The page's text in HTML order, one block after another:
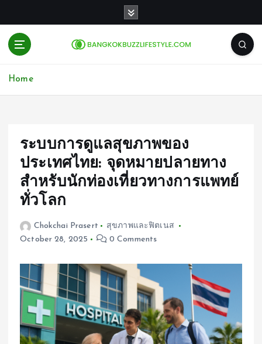
Home
ระบบการดูแลสุขภาพของ
ประเทศไทย: จุดหมายปลายทาง
สำหรับนักท่องเที่ยวทางการแพทย์
ทั่วโลก
Chokchai Prasert
สุขภาพและฟิตเนส
October 28, 2025
0 Comments